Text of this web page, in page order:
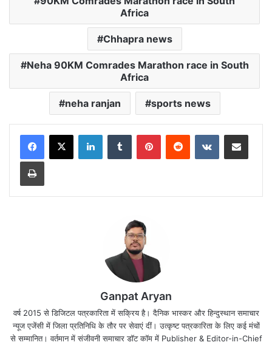
Africa
Chhapra news
Neha 90KM Comrades Marathon race in South
Africa
neha ranjan sports news
LinkedInTumblr PinterestReddit VKontakteShare via Email
Print
Ganpat Aryan
वर्ष 2015 से डिजिटल पत्रकारिता में सक्रिय है। दैनिक भास्कर और हिन्दुस्थान समाचार
न्यूज एजेंसी में जिला प्रतिनिधि के तौर पर सेवाएं दीं। उत्कृष्ट पत्रकारिता के लिए कई मंचों
से सम्मानित। वर्तमान में संजीवनी समाचार डॉट कॉम में Publisher & Editor-in-Chief